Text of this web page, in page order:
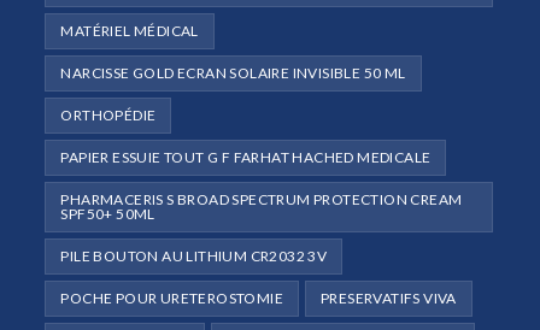
MATÉRIEL MÉDICAL
NARCISSE GOLD ECRAN SOLAIRE INVISIBLE 50 ML
ORTHOPÉDIE
PAPIER ESSUIE TOUT G F FARHAT HACHED MEDICALE
PHARMACERIS S BROAD SPECTRUM PROTECTION CREAM
SPF50+ 50ML
PILE BOUTON AU LITHIUM CR2032 3V
POCHE POUR URETEROSTOMIE PRESERVATIFS VIVA